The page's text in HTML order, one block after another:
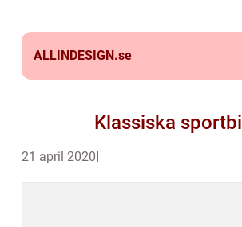
ALLINDESIGN.se
Klassiska
21 april 2020